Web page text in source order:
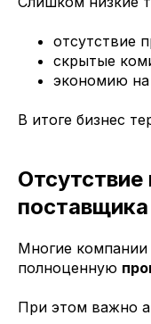
отсутствие
скрытые
экономию на
В итоге бизнес
Отсутствие
поставщика
Многие
полноценную
При этом важно